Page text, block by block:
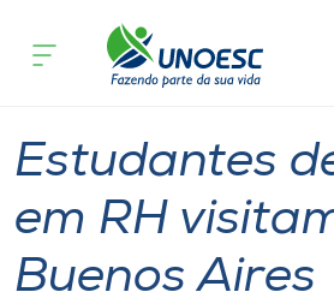
Cursos
Atendimento ao Estudante
acontece
Estudantes
em RH
Buenos Aires